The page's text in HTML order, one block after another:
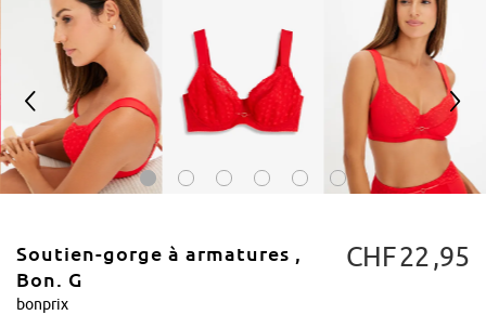
< >
Soutien-gorge à armatures ,
Bon. G
bonprix
CHF22 95